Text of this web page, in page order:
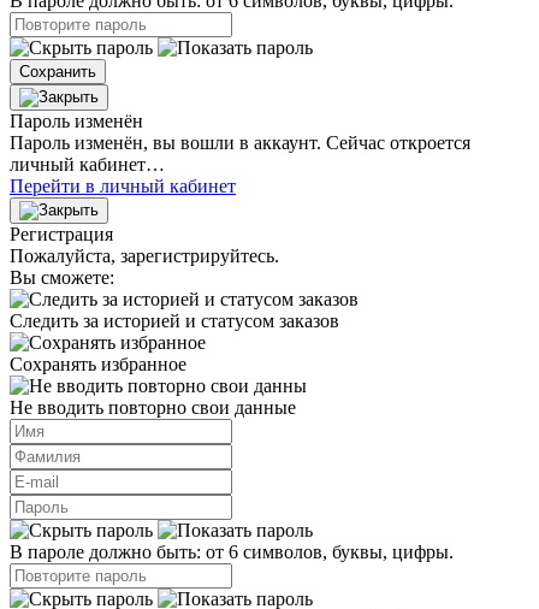
Сохранить
Пароль изменён
Пароль изменён, вы вошли в аккаунт. Сейчас откроется
личный кабинет…
Перейти в личный кабинет
Регистрация
Пожалуйста, зарегистрируйтесь.
Вы сможете:
Следить за историей и статусом заказов
Сохранять избранное
Не вводить повторно свои данные
В пароле должно быть: от 6 символов, буквы, цифры.